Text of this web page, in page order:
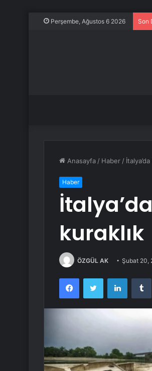
Perşembe, Ağustos 6 2026 Son
Anasayfa / Haber /
Haber
kuraklık
ÖZGÜL AK Şubat 20,
FacebookTwitter LinkedIn